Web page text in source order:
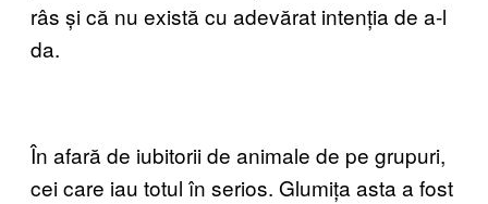
râs și că nu există cu adevărat intenția de a-l
da.
În afară de iubitorii de animale de pe grupuri,
cei care iau totul în serios. Glumița asta a fost